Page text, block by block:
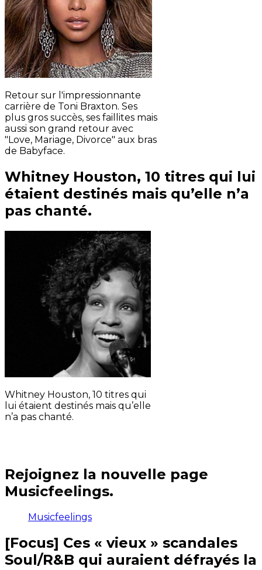
Retour sur l'impressionnante
carrière de Toni Braxton. Ses
plus gros succès, ses faillites mais
aussi son grand retour avec
"Love, Mariage, Divorce" aux bras
de Babyface.
Whitney Houston, 10 titres qui lui
étaient destinés mais qu’elle n’a
pas chanté.
Whitney Houston, 10 titres qui
lui étaient destinés mais qu’elle
n’a pas chanté.
Rejoignez la nouvelle page
Musicfeelings.
Musicfeelings
[Focus] Ces « vieux » scandales
Soul/R&B qui auraient défrayés la